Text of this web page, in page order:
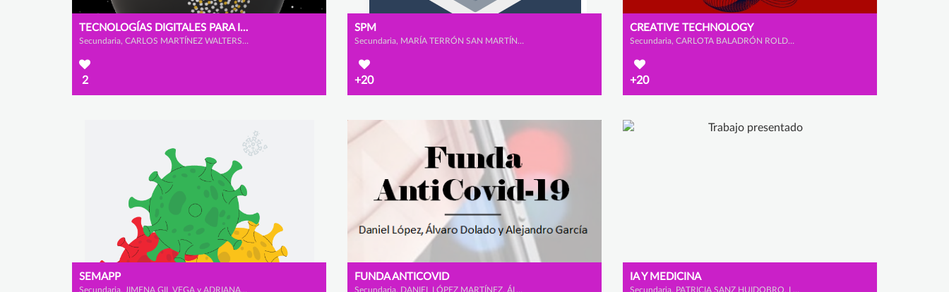
TECNOLOGÍAS DIGITALES PARA IMPULSAR LA CIUDADANÍA DIGITAL
Secundaria, CARLOS MARTÍNEZ WALTERS, TERESA YOHN MOINELO y CLARA VALENTINA DE LEÓN ÁVILA
2
SPM
Secundaria, MARÍA TERRÓN SAN MARTÍN, SARA SAAD MARTÍN y PATRICIA RUIZ DEL PORTAL RODRÍGUEZ
+20
CREATIVE TECHNOLOGY
Secundaria, CARLOTA BALADRÓN ROLDÁN, FLAVIA HERNÁNDEZ ZAMORA y SANTIAGO MUELAS SOMOHANO
+20
SEMAPP
Secundaria, JIMENA GIL VEGA y ADRIANA MORALES REDONDO
FUNDA ANTICOVID
Secundaria, DANIEL LÓPEZ MARTÍNEZ, ÁLVARO DOLADO MONTERO y ALEJANDRO GARCÍA CALAMARDO
IA Y MEDICINA
Secundaria, PATRICIA SANZ HUIDOBRO, LAURA MANTECÓN HERNANZ y ICÍAR HEREDERO PÉREZ